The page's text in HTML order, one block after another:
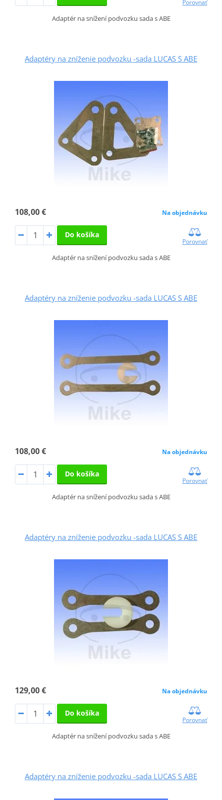
Porovnať
Adaptér na snížení podvozku sada s ABE
Adaptéry na zníženie podvozku -sada LUCAS S ABE
108,00 € Na objednávku
Do košíka
Porovnať
Adaptér na snížení podvozku sada s ABE
Adaptéry na zníženie podvozku -sada LUCAS S ABE
108,00 € Na objednávku
Do košíka
Porovnať
Adaptér na snížení podvozku sada s ABE
Adaptéry na zníženie podvozku -sada LUCAS S ABE
129,00 € Na objednávku
Do košíka
Porovnať
Adaptér na snížení podvozku sada s ABE
Adaptéry na zníženie podvozku -sada LUCAS S ABE